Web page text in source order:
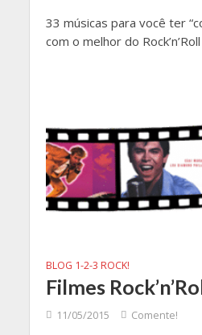
33 músicas para você ter
com o melhor do
BLOG 1-2-3 ROCK!
Filmes
11/05/2015 Comente!